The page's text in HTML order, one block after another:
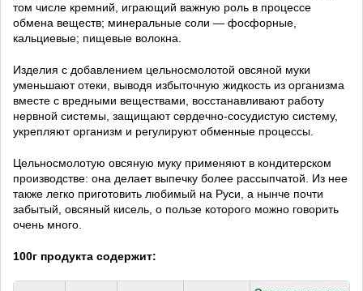
том числе кремний, играющий важную роль в процессе
обмена веществ; минеральные соли — фосфорные,
кальциевые; пищевые волокна.
Изделия с добавлением цельносмолотой овсяной муки
уменьшают отеки, выводя избыточную жидкость из организма
вместе с вредными веществами, восстанавливают работу
нервной системы, защищают сердечно-сосудистую систему,
укрепляют организм и регулируют обменные процессы.
Цельносмолотую овсяную муку применяют в кондитерском
производстве: она делает выпечку более рассыпчатой. Из нее
также легко приготовить любимый на Руси, а нынче почти
забытый, овсяный кисель, о пользе которого можно говорить
очень много.
100г продукта содержит: